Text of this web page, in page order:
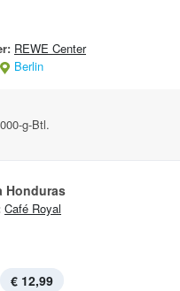
REWE Center
Berlin
g-Btl.
Honduras
Café Royal
€ 12,99